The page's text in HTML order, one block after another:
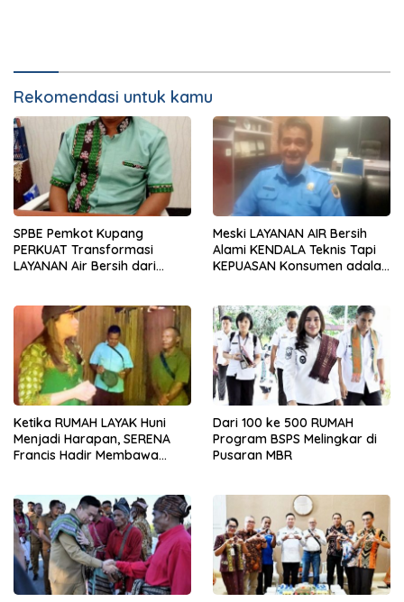
Rekomendasi untuk kamu
SPBE Pemkot Kupang
PERKUAT Transformasi
LAYANAN Air Bersih dari
Meski LAYANAN AIR Bersih
Alami KENDALA Teknis Tapi
KEPUASAN Konsumen adalah
Ketika RUMAH LAYAK Huni
Menjadi Harapan, SERENA
Francis Hadir Membawa
Dari 100 ke 500 RUMAH
Program BSPS Melingkar di
Pusaran MBR